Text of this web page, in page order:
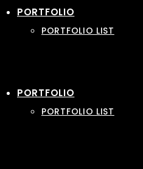
PORTFOLIO
PORTFOLIO LIST
PORTFOLIO
PORTFOLIO LIST